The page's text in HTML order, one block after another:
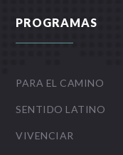
PROGRAMAS
PARA EL CAMINO
SENTIDO LATINO
VIVENCIAR